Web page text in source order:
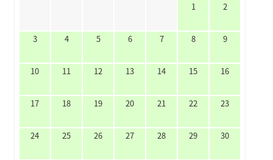
1
2
3 4 5 6 7 8 9
10 11 12 13 14 15 16
17 18 19 20 21 22 23
24 25 26 27 28 29 30